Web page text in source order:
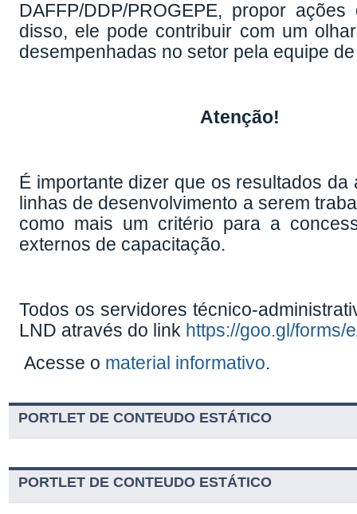
DAFFP/DDP/PROGEPE, propor
disso, ele pode contribuir com um
desempenhadas no setor pela equipe
Atenção!
É importante dizer que os resultados
linhas de desenvolvimento a serem
como mais um critério para a
externos de capacitação.
Todos os servidores técnico-
LND através do link https://goo.gl/forms/
Acesse o material informativo.
PORTLET DE CONTEUDO ESTÁTICO
PORTLET DE CONTEUDO ESTÁTICO